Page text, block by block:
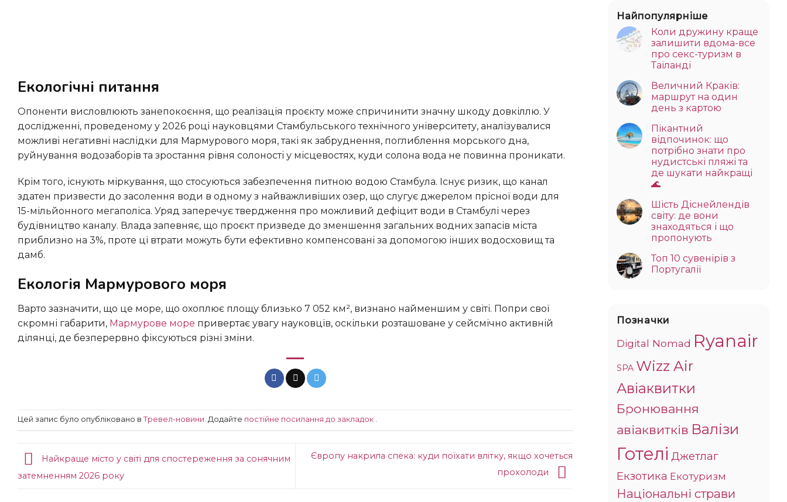
Екологічні питання
Опоненти висловлюють занепокоєння, що реалізація проєкту може спричинити значну шкоду довкіллю. У
дослідженні, проведеному у 2026 році науковцями Стамбульського технічного університету, аналізувалися
можливі негативні наслідки для Мармурового моря, такі як забруднення, поглиблення морського дна,
руйнування водозаборів та зростання рівня солоності у місцевостях, куди солона вода не повинна проникати.
Крім того, існують міркування, що стосуються забезпечення питною водою Стамбула. Існує ризик, що канал
здатен призвести до засолення води в одному з найважливіших озер, що слугує джерелом прісної води для
15-мільйонного мегаполіса. Уряд заперечує твердження про можливий дефіцит води в Стамбулі через
будівництво каналу. Влада запевняє, що проєкт призведе до зменшення загальних водних запасів міста
приблизно на 3%, проте ці втрати можуть бути ефективно компенсовані за допомогою інших водосховищ та
дамб.
Екологія Мармурового моря
Варто зазначити, що це море, що охоплює площу близько 7 052 км², визнано найменшим у світі. Попри свої
скромні габарити, Мармурове море привертає увагу науковців, оскільки розташоване у сейсмічно активній
ділянці, де безперервно фіксуються різні зміни.
Цей запис було опубліковано в Тревел-новини. Додайте постійне посилання до закладок .
Найкраще місто у світі для спостереження за сонячним
затемненням 2026 року
Європу накрила спека: куди поїхати влітку, якщо хочеться
прохолоди
Найпопулярніше
Коли дружину краще
залишити вдома-все
про секс-туризм в
Таїланді
Величний Краків:
маршрут на один
день з картою
Пікантний
відпочинок: що
потрібно знати про
нудистські пляжі та
де шукати найкращі
🌊
Шість Діснейлендів
світу: де вони
знаходяться і що
пропонують
Топ 10 сувенірів з
Португалії
Позначки
Digital Nomad Ryanair
SPA Wizz Air
Авіаквитки
Бронювання
авіаквитків Валізи
Готелі Джетлаг
Екзотика Екотуризм
Національні страви